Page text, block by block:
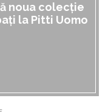
noua colecție
la Pitti Uomo